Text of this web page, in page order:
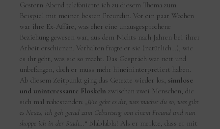
Gestern Abend telefonierte ich zu diesem Thema zum
Beispiel mit meiner besten Freundin. Vor ein paar Wochen
war ihre Ex-Affäre, was eher eine unausgesprochene
Beziehung gewesen war, aus dem Nichts nach Jahren bei ihrer
Arbeit erschienen. Verhalten fragte er sie (natürlich…), wie
es ihr geht, was sie so macht. Das Gespräch war nett und
unbefangen, doch er muss mehr hineininterpretiert haben.
Ab diesem Zeitpunkt ging das Getexte wieder los, sinnlose
und uninteressante Floskeln zwischen zwei Menschen, die
sich mal nahestanden:„Wie geht es dir, was machst du so, was gibt
es Neues, ich geh gerad zum Geburtstag von einem Freund und nun
shoppe ich in der Stadt…“ Blablabla! Als er merkte, dass er mit